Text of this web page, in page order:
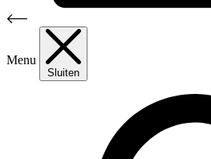
Menu
Sluiten